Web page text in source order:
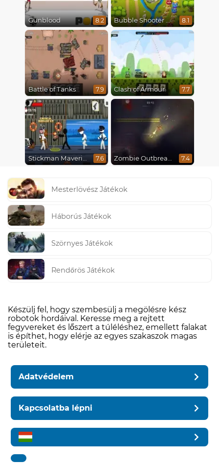
Gunblood 8.2 Bubble Shooter Online 8.1
Battle of Tanks 7.9 Clash of Armour 7.7
Stickman Maverick: Bad Boys Killer 7.6 Zombie Outbreak Arena 7.4
Mesterlövész Játékok
Háborús Játékok
Szörnyes Játékok
Rendőrös Játékok
Készülj fel, hogy szembesülj a megölésre kész
robotok hordáival. Keresse meg a rejtett
fegyvereket és lőszert a túléléshez, emellett falakat
is építhet, hogy elérje az egyes szakaszok magas
területeit.
Adatvédelem
Kapcsolatba lépni